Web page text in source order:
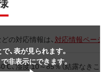
、表が見られます。
非表示にできます。
の対応情報は、 対応情報ページ
、湿度 10～85％（結露なきこと